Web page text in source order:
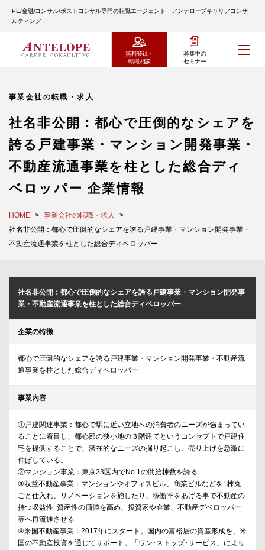
PE/金融/コンサル/ポストコンサル専門の転職エージェント アンテロープキャリアコンサ
ルティング
無料登録・
転職相談
募集中の
セミナー
事業会社の転職・求人
社名非公開：都心で圧倒的なシェアを
誇る戸建事業・マンション開発事業・
不動産流通事業を柱とした総合ディ
ベロッパー 企業情報
HOME
事業会社の転職・求人
社名非公開：都心で圧倒的なシェアを誇る戸建事業・マンション開発事業・
不動産流通事業を柱とした総合ディベロッパー
社名非公開：都心で圧倒的なシェアを誇る戸建事業・マンション開発事
業・不動産流通事業を柱とした総合ディベロッパー
企業の特徴
都心で圧倒的なシェアを誇る戸建事業・マンション開発事業・不動産流
通事業を柱とした総合ディベロッパー
事業内容
①戸建関連事業：都心で駅に近い立地への消費者のニーズが強まってい
ることに着目し、都心部の狭小地の３階建てというコンセプトで戸建住
宅を提供することで、潜在的なニーズの掘り起こし、売り上げを急激に
伸ばしている。
②マンション事業：東京23区内でNo.1の供給棟数を誇る
③収益不動産事業：マンションやオフィスビル、商業ビルなどを1棟丸
ごと仕入れ、リノベーションを施したり、稼働率をあげる事で不動産の
持つ収益性･資産性の価値を高め、投資家や企業、不動産デベロッパー
等へ再流通させる
④米国不動産事業：2017年にスタート。国内の富裕層の資産形成を、米
国の不動産投資を通じてサポート。「ワン･ストップ･サービス」により